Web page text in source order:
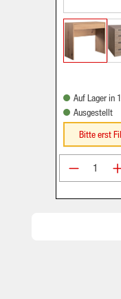
Auf Lager in
Ausgestellt
Bitte erst
Produkt